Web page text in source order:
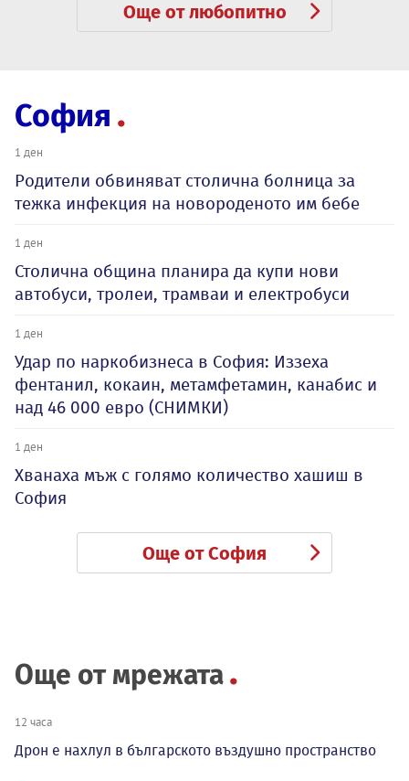
Още от любопитно
София
1 ден
Родители обвиняват столична болница за
тежка инфекция на новороденото им бебе
1 ден
Столична община планира да купи нови
автобуси, тролеи, трамваи и електробуси
1 ден
Удар по наркобизнеса в София: Иззеха
фентанил, кокаин, метамфетамин, канабис и
над 46 000 евро (СНИМКИ)
1 ден
Хванаха мъж с голямо количество хашиш в
София
Още от София
Още от мрежата
12 часа
Дрон е нахлул в българското въздушно пространство